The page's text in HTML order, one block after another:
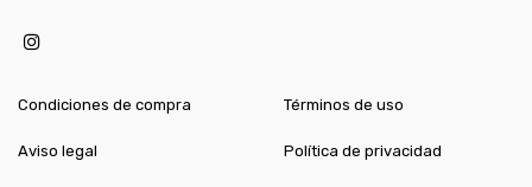
Condiciones de compra
Aviso legal
Términos de uso
Política de privacidad